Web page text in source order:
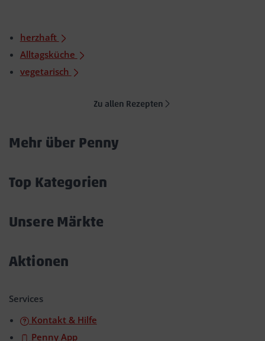
herzhaft
Alltagsküche
vegetarisch
Zu allen Rezepten
Mehr über Penny
Top Kategorien
Unsere Märkte
Aktionen
Services
Kontakt & Hilfe
Penny App